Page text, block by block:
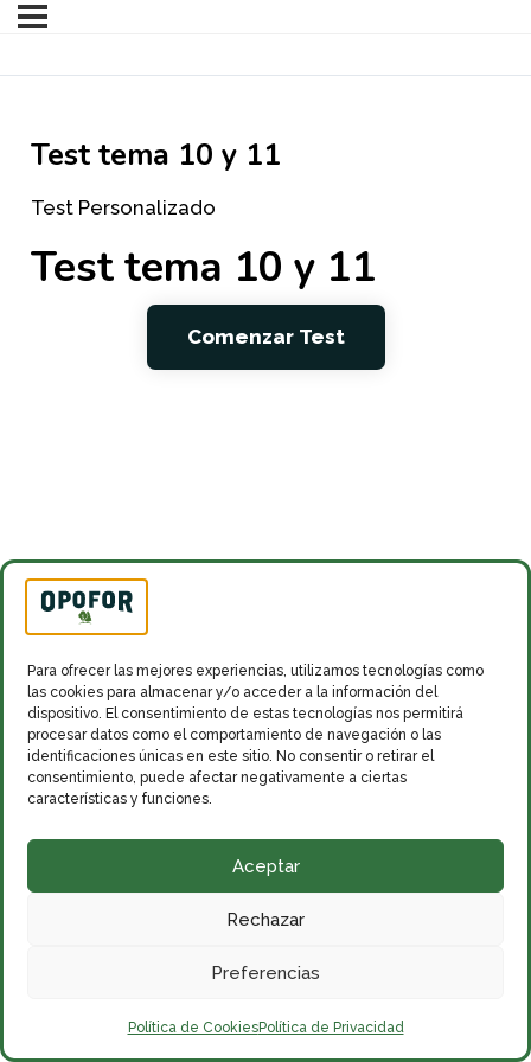
Para ofrecer las mejores experiencias, utilizamos tecnologías como
las cookies para almacenar y/o acceder a la información del
dispositivo. El consentimiento de estas tecnologías nos permitirá
procesar datos como el comportamiento de navegación o las
identificaciones únicas en este sitio. No consentir o retirar el
consentimiento, puede afectar negativamente a ciertas
características y funciones.
Aceptar
Rechazar
Preferencias
Política de CookiesPolítica de Privacidad
Test tema 10 y 11
Test Personalizado
Test tema 10 y 11